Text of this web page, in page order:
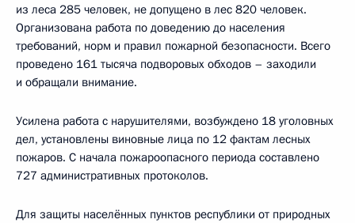
из леса 285 человек, не допущено в лес 820 человек.
Организована работа по доведению до населения
требований, норм и правил пожарной безопасности. Всего
проведено 161 тысяча подворовых обходов – заходили
и обращали внимание.
Усилена работа с нарушителями, возбуждено 18 уголовных
дел, установлены виновные лица по 12 фактам лесных
пожаров. С начала пожароопасного периода составлено
727 административных протоколов.
Для защиты населённых пунктов республики от природных